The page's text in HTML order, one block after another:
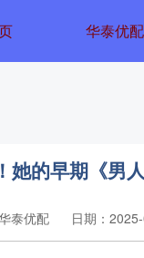
华泰优配
的早期《男
泰优配 日期：